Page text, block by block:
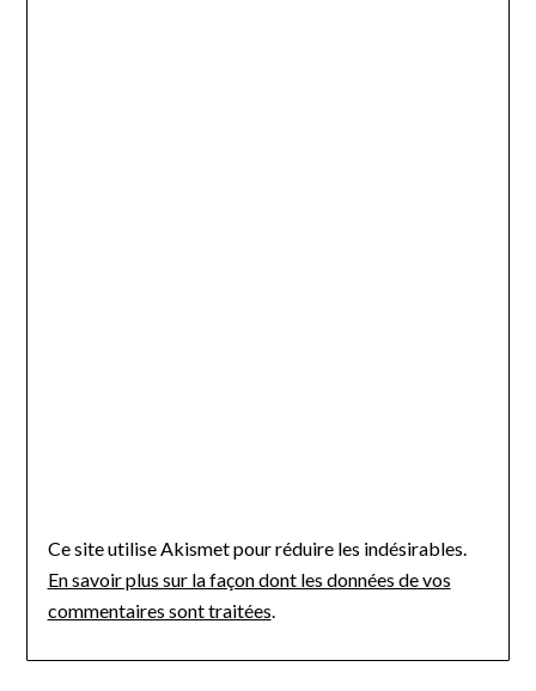
Ce site utilise Akismet pour réduire les indésirables.
En savoir plus sur la façon dont les données de vos
commentaires sont traitées.